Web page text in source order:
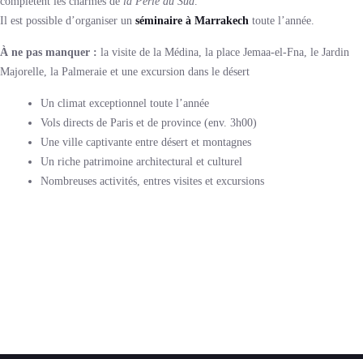
Il est possible d’organiser un séminaire à Marrakech toute l’année.
À ne pas manquer : la visite de la Médina, la place Jemaa-el-Fna, le Jardin
Majorelle, la Palmeraie et une excursion dans le désert
Un climat exceptionnel toute l’année
Vols directs de Paris et de province (env. 3h00)
Une ville captivante entre désert et montagnes
Un riche patrimoine architectural et culturel
Nombreuses activités, entres visites et excursions